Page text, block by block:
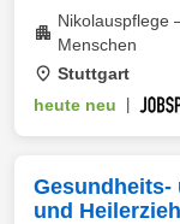
Nikolauspflege
Menschen
Stuttgart
heute neu
Gesundheits-
und